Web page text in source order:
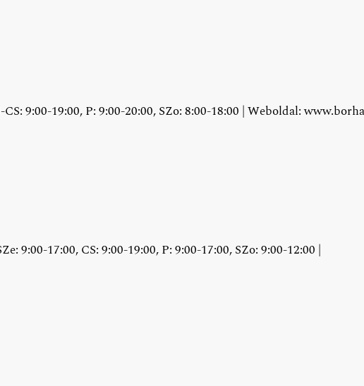
9:00-19:00, P: 9:00-20:00, SZo: 8:00-18:00 | Weboldal:
9:00-17:00, CS: 9:00-19:00, P: 9:00-17:00, SZo: 9:00-12:00 |